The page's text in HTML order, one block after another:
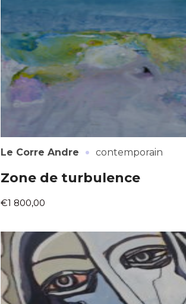
Le Corre Andre · contemporain
Zone de turbulence
€1 800,00